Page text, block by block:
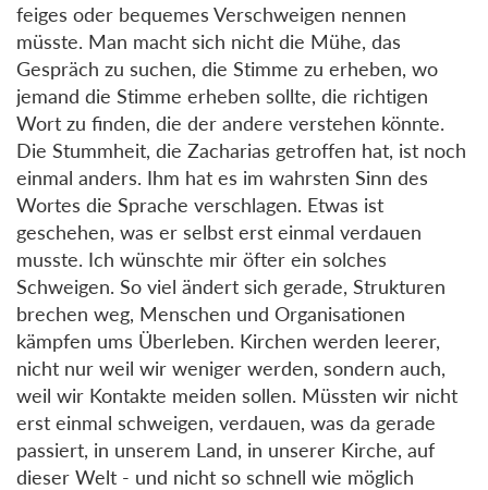
feiges oder bequemes Verschweigen nennen
müsste. Man macht sich nicht die Mühe, das
Gespräch zu suchen, die Stimme zu erheben, wo
jemand die Stimme erheben sollte, die richtigen
Wort zu finden, die der andere verstehen könnte.
Die Stummheit, die Zacharias getroffen hat, ist noch
einmal anders. Ihm hat es im wahrsten Sinn des
Wortes die Sprache verschlagen. Etwas ist
geschehen, was er selbst erst einmal verdauen
musste. Ich wünschte mir öfter ein solches
Schweigen. So viel ändert sich gerade, Strukturen
brechen weg, Menschen und Organisationen
kämpfen ums Überleben. Kirchen werden leerer,
nicht nur weil wir weniger werden, sondern auch,
weil wir Kontakte meiden sollen. Müssten wir nicht
erst einmal schweigen, verdauen, was da gerade
passiert, in unserem Land, in unserer Kirche, auf
dieser Welt - und nicht so schnell wie möglich